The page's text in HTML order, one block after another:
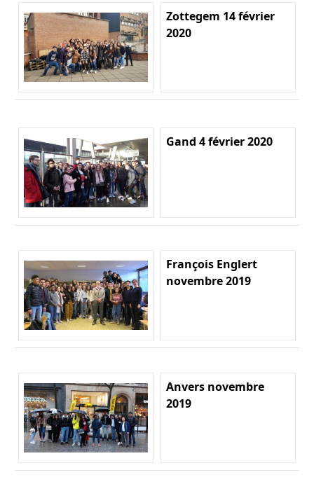
Zottegem 14 février
2020
Gand 4 février 2020
François Englert
novembre 2019
Anvers novembre
2019